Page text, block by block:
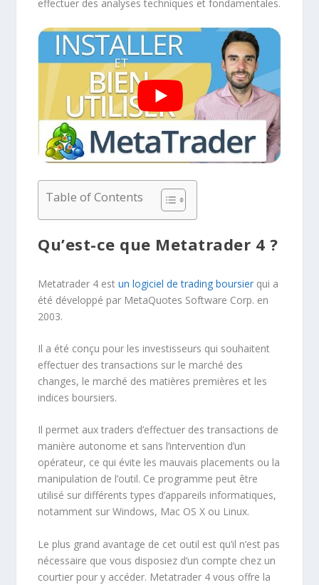
effectuer des analyses techniques et fondamentales.
Table of Contents
Qu’est-ce que Metatrader 4 ?
Metatrader 4 estun logiciel de trading boursier qui a
été développé par MetaQuotes Software Corp. en
2003.
Il a été conçu pour les investisseurs qui souhaitent
effectuer des transactions sur le marché des
changes, le marché des matières premières et les
indices boursiers.
Il permet aux traders d’effectuer des transactions de
manière autonome et sans l’intervention d’un
opérateur, ce qui évite les mauvais placements ou la
manipulation de l’outil. Ce programme peut être
utilisé sur différents types d’appareils informatiques,
notamment sur Windows, Mac OS X ou Linux.
Le plus grand avantage de cet outil est qu’il n’est pas
nécessaire que vous disposiez d’un compte chez un
courtier pour y accéder. Metatrader 4 vous offre la